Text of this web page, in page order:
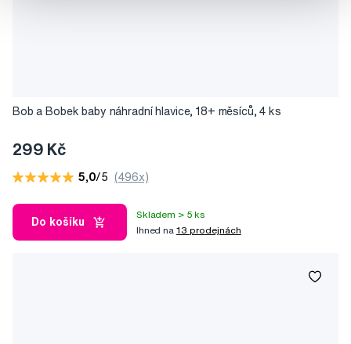
Bob a Bobek baby náhradní hlavice, 18+ měsíců, 4 ks
299 Kč
5,0/5 (496x)
Do košíku
Skladem > 5 ks
Ihned na 13 prodejnách